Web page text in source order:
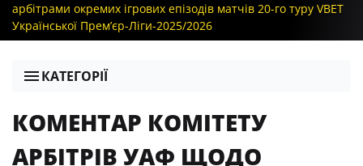
арбітрами окремих ігрових епізодів матчів 20-го туру VBET
Української Премʼєр-Ліги-2025/2026
КАТЕГОРІЇ
КОМЕНТАР КОМІТЕТУ
АРБІТРІВ УАФ ЩОДО